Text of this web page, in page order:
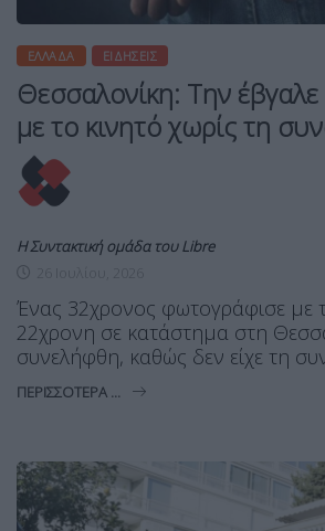
ΕΛΛΆΔΑ ΕΙΔΉΣΕΙΣ
Θεσσαλονίκη: Την
με το κινητό χωρίς τη
Η Συντακτική ομάδα του Libre
Ένας 32χρονος φωτογράφισε με
22χρονη σε κατάστημα στη
συνελήφθη, καθώς δεν είχε τη
ΠΕΡΙΣΣΌΤΕΡΑ ...